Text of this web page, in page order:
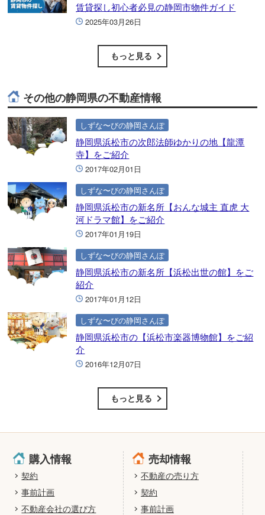
賃貸探し初心者必見の静岡市物件ガイド
2025年03月26日
もっと見る
その他の静岡県の不動産情報
しずな〜びの静岡さんぽ
静岡県浜松市の次郎法師ゆかりの地【龍潭
寺】をご紹介
2017年02月01日
しずな〜びの静岡さんぽ
静岡県浜松市の新名所【おんな城主 直虎 大
河ドラマ館】をご紹介
2017年01月19日
しずな〜びの静岡さんぽ
静岡県浜松市の新名所【浜松出世の館】をご
紹介
2017年01月12日
しずな〜びの静岡さんぽ
静岡県浜松市の【浜松市楽器博物館】をご紹
介
2016年12月07日
もっと見る
購入情報
契約
事前計画
不動産会社の選び方
売却情報
不動産の売り方
契約
事前計画